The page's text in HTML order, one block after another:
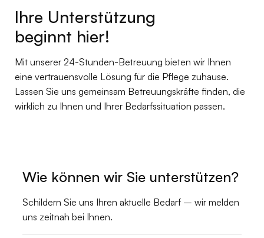
Ihre Unterstützung
beginnt hier!
Mit unserer 24-Stunden-Betreuung bieten wir Ihnen
eine vertrauensvolle Lösung für die Pflege zuhause.
Lassen Sie uns gemeinsam Betreuungskräfte finden, die
wirklich zu Ihnen und Ihrer Bedarfssituation passen.
Wie können wir Sie unterstützen?
Schildern Sie uns Ihren aktuelle Bedarf – wir melden
uns zeitnah bei Ihnen.